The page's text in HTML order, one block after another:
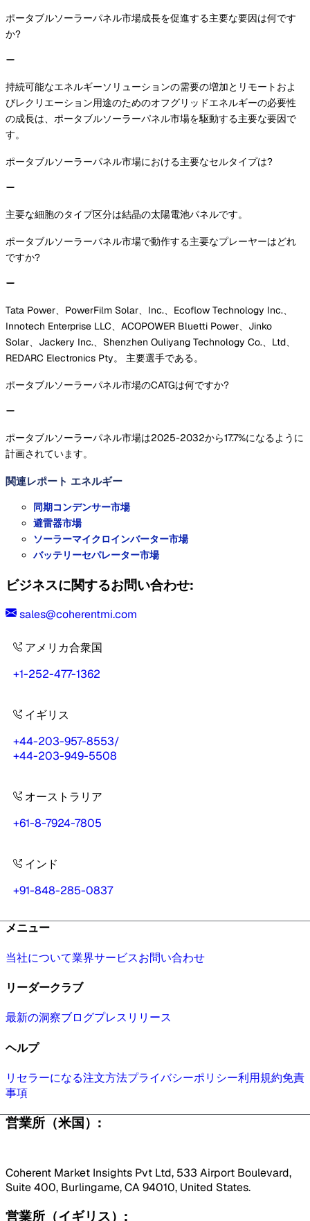
ポータブルソーラーパネル市場成長を促進する主要な要因は何です
か?
持続可能なエネルギーソリューションの需要の増加とリモートおよ
びレクリエーション用途のためのオフグリッドエネルギーの必要性
の成長は、ポータブルソーラーパネル市場を駆動する主要な要因で
す。
ポータブルソーラーパネル市場における主要なセルタイプは?
主要な細胞のタイプ区分は結晶の太陽電池パネルです。
ポータブルソーラーパネル市場で動作する主要なプレーヤーはどれ
ですか?
Tata Power、PowerFilm Solar、Inc.、Ecoflow Technology Inc.、
Innotech Enterprise LLC、ACOPOWER Bluetti Power、Jinko
Solar、Jackery Inc.、Shenzhen Ouliyang Technology Co.、Ltd、
REDARC Electronics Pty。 主要選手である。
ポータブルソーラーパネル市場のCATGは何ですか?
ポータブルソーラーパネル市場は2025-2032から17.7%になるように
計画されています。
関連レポート エネルギー
同期コンデンサー市場
避雷器市場
ソーラーマイクロインバーター市場
バッテリーセパレーター市場
ビジネスに関するお問い合わせ:
sales@coherentmi.com
アメリカ合衆国
+1-252-477-1362
イギリス
+44-203-957-8553/
+44-203-949-5508
オーストラリア
+61-8-7924-7805
インド
+91-848-285-0837
メニュー
当社について業界サービスお問い合わせ
リーダークラブ
最新の洞察ブログプレスリリース
ヘルプ
リセラーになる注文方法プライバシーポリシー利用規約免責
事項
営業所（米国）:
Coherent Market Insights Pvt Ltd, 533 Airport Boulevard,
Suite 400, Burlingame, CA 94010, United States.
営業所（イギリス）: